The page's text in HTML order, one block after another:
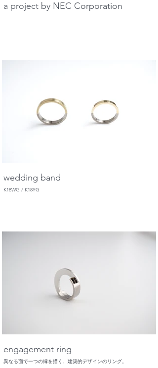
a project by NEC Corporation
wedding band
K18WG / K18YG
engagement ring
異なる面で一つの縁を描く、建築的デザインのリング。